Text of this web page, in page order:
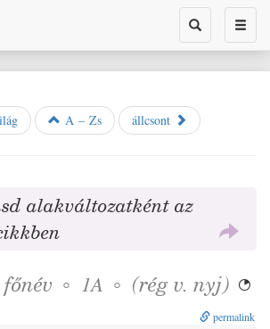
Toggle
search
A – Zs állcsont
alakváltozatként az
főnév ◦ 1A ◦ (rég v. nyj) 
permalink